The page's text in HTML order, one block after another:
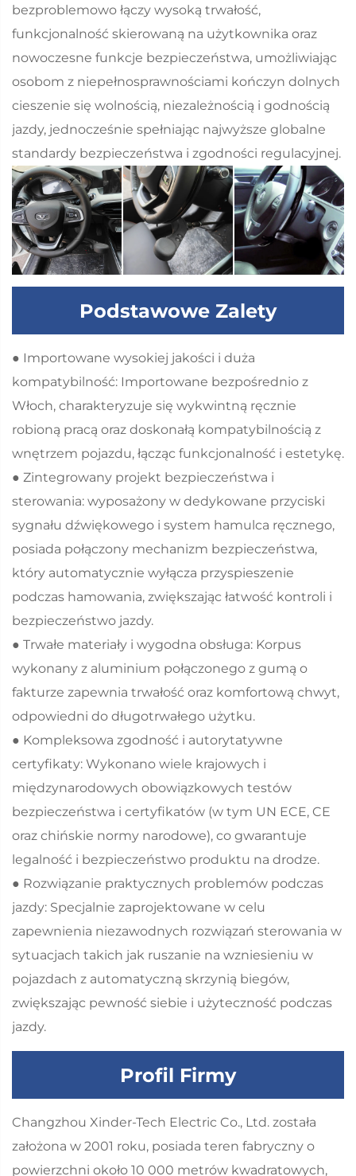
bezproblemowo łączy wysoką trwałość,
funkcjonalność skierowaną na użytkownika oraz
nowoczesne funkcje bezpieczeństwa, umożliwiając
osobom z niepełnosprawnościami kończyn dolnych
cieszenie się wolnością, niezależnością i godnością
jazdy, jednocześnie spełniając najwyższe globalne
standardy bezpieczeństwa i zgodności regulacyjnej.
Podstawowe Zalety
● Importowane wysokiej jakości i duża
kompatybilność: Importowane bezpośrednio z
Włoch, charakteryzuje się wykwintną ręcznie
robioną pracą oraz doskonałą kompatybilnością z
wnętrzem pojazdu, łącząc funkcjonalność i estetykę.
● Zintegrowany projekt bezpieczeństwa i
sterowania: wyposażony w dedykowane przyciski
sygnału dźwiękowego i system hamulca ręcznego,
posiada połączony mechanizm bezpieczeństwa,
który automatycznie wyłącza przyspieszenie
podczas hamowania, zwiększając łatwość kontroli i
bezpieczeństwo jazdy.
● Trwałe materiały i wygodna obsługa: Korpus
wykonany z aluminium połączonego z gumą o
fakturze zapewnia trwałość oraz komfortową chwyt,
odpowiedni do długotrwałego użytku.
● Kompleksowa zgodność i autorytatywne
certyfikaty: Wykonano wiele krajowych i
międzynarodowych obowiązkowych testów
bezpieczeństwa i certyfikatów (w tym UN ECE, CE
oraz chińskie normy narodowe), co gwarantuje
legalność i bezpieczeństwo produktu na drodze.
● Rozwiązanie praktycznych problemów podczas
jazdy: Specjalnie zaprojektowane w celu
zapewnienia niezawodnych rozwiązań sterowania w
sytuacjach takich jak ruszanie na wzniesieniu w
pojazdach z automatyczną skrzynią biegów,
zwiększając pewność siebie i użyteczność podczas
jazdy.
Profil Firmy
Changzhou Xinder-Tech Electric Co., Ltd. została
założona w 2001 roku, posiada teren fabryczny o
powierzchni około 10 000 metrów kwadratowych,